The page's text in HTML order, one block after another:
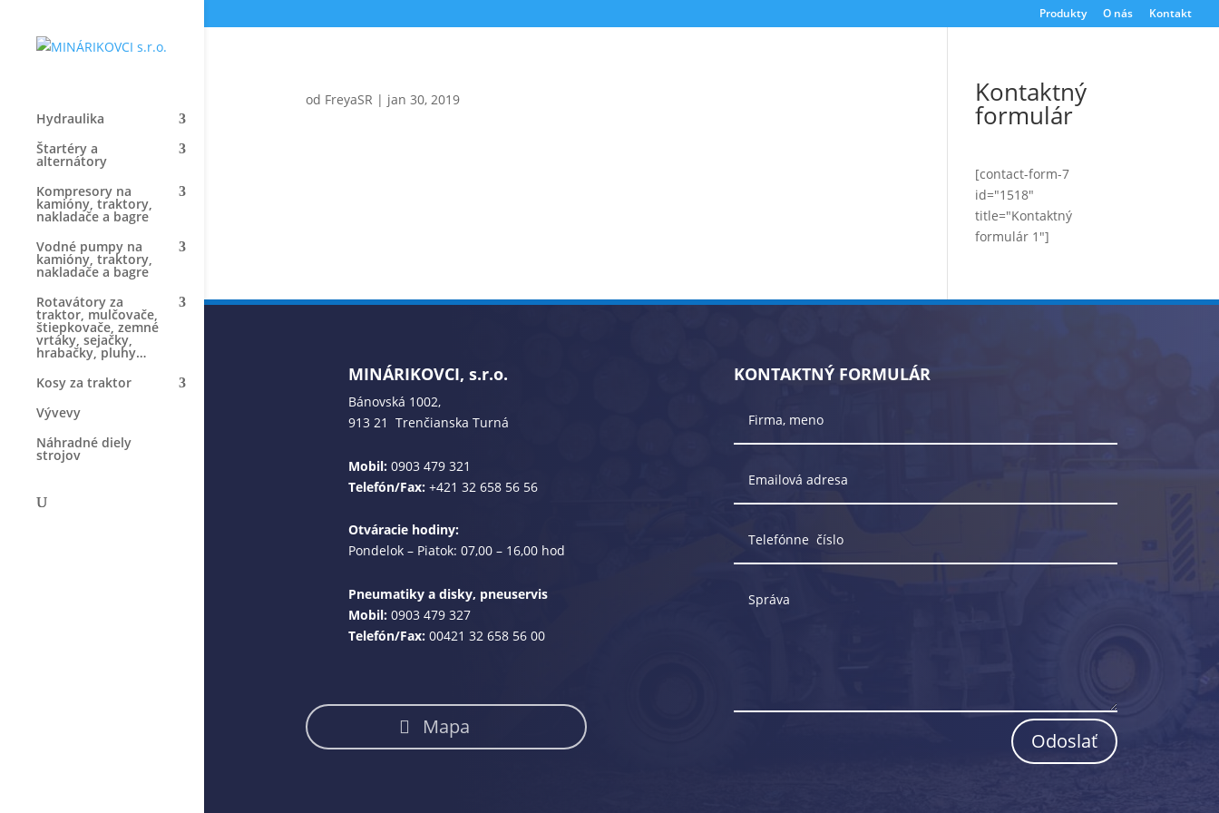
Produkty O nás Kontakt
Hydraulika
Štartéry a
alternátory
Kompresory na
kamióny, traktory,
nakladače a bagre
Vodné pumpy na
kamióny, traktory,
nakladače a bagre
Rotavátory za
traktor, mulčovače,
štiepkovače, zemné
vrtáky, sejačky,
hrabačky, pluhy…
Kosy za traktor
Vývevy
Náhradné diely
strojov
od FreyaSR | jan 30, 2019 Kontaktný
formulár
[contact-form-7
id="1518"
title="Kontaktný
formulár 1"]
MINÁRIKOVCI, s.r.o.
Bánovská 1002,
913 21 Trenčianska Turná
Mobil: 0903 479 321
Telefón/Fax: +421 32 658 56 56
Otváracie hodiny:
Pondelok – Piatok: 07,00 – 16,00 hod
Pneumatiky a disky, pneuservis
Mobil: 0903 479 327
Telefón/Fax: 00421 32 658 56 00
Mapa
KONTAKTNÝ FORMULÁR
Odoslať